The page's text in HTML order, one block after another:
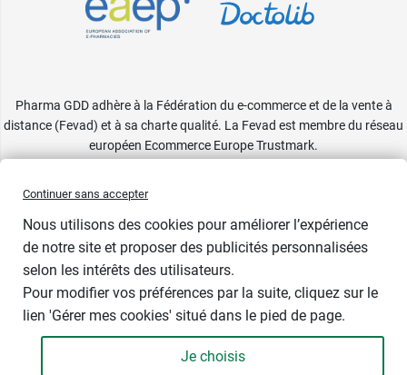
Pharma GDD adhère à la Fédération du e-commerce et de la vente à
distance (Fevad) et à sa charte qualité. La Fevad est membre du réseau
européen Ecommerce Europe Trustmark.
Continuer sans accepter
Nous utilisons des cookies pour améliorer l’expérience
de notre site et proposer des publicités personnalisées
selon les intérêts des utilisateurs.
Pour modifier vos préférences par la suite, cliquez sur le
lien 'Gérer mes cookies' situé dans le pied de page.
Je choisis